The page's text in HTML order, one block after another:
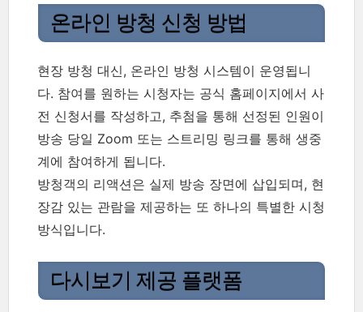
온라인 방청 신청 방법
현장 방청 대신, 온라인 방청 시스템이 운영됩니
다. 참여를 원하는 시청자는 공식 홈페이지에서 사
전 신청서를 작성하고, 추첨을 통해 선정된 인원이
방송 당일 Zoom 또는 스트리밍 링크를 통해 생중
계에 참여하게 됩니다.
방청객의 리액션은 실제 방송 장면에 삽입되며, 현
장감 있는 관람을 제공하는 또 하나의 특별한 시청
방식입니다.
다시보기 제공 플랫폼